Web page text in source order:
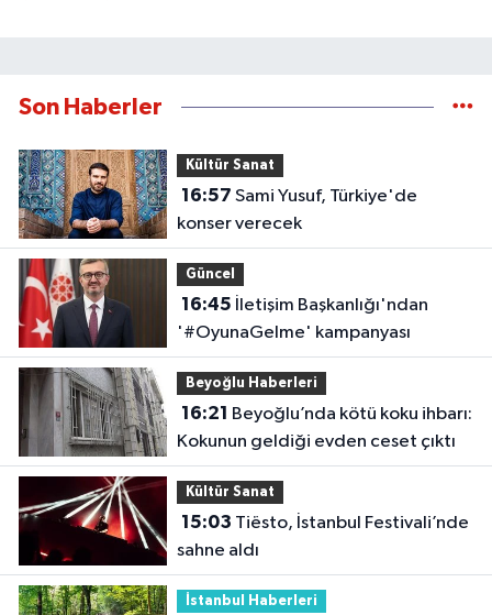
Son Haberler
Kültür Sanat
16:57
konser verecek
Güncel
16:45
'#OyunaGelme' kampanyası
Beyoğlu Haberleri
16:21
Kokunun geldiği evden ceset çıktı
Kültür Sanat
15:03
sahne aldı
İstanbul Haberleri